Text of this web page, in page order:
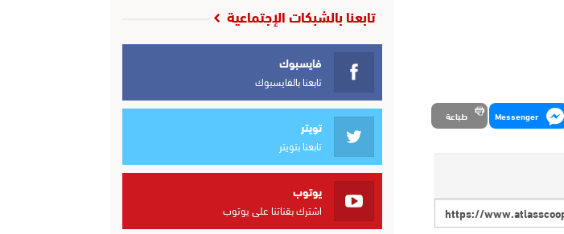
Messenger طباعة
تابعنا بالشبكات الإجتماعية
فايسبوك
تابعنا بالفايسبوك
تويتر
تابعنا بتويتر
يوتوب
اشترك بقناتنا على يوتوب